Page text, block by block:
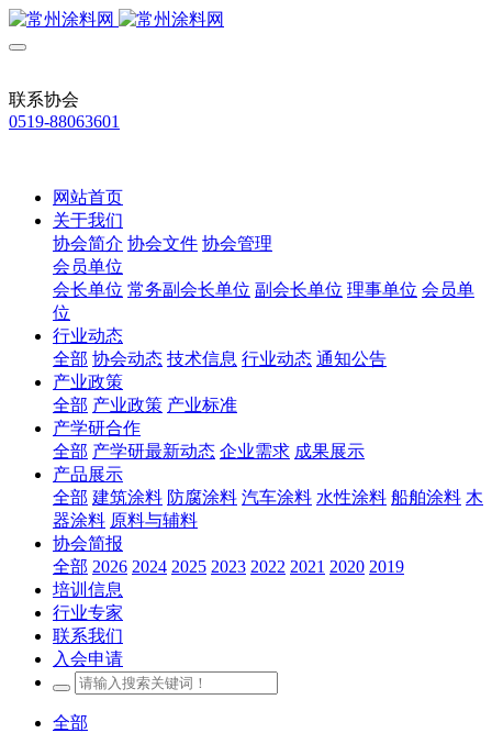
联系协会
0519-88063601
网站首页
关于我们
协会简介 协会文件 协会管理
会员单位
会长单位 常务副会长单位 副会长单位 理事单位 会员单
位
行业动态
全部 协会动态 技术信息 行业动态 通知公告
产业政策
全部 产业政策 产业标准
产学研合作
全部 产学研最新动态 企业需求 成果展示
产品展示
全部 建筑涂料 防腐涂料 汽车涂料 水性涂料 船舶涂料 木
器涂料 原料与辅料
协会简报
全部 2026 2024 2025 2023 2022 2021 2020 2019
培训信息
行业专家
联系我们
入会申请
全部